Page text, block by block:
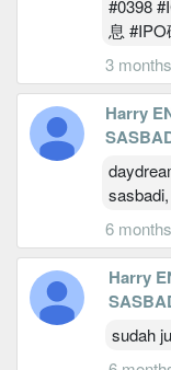
#0398
息
3 months
Harry
6 months
Harry
sudah